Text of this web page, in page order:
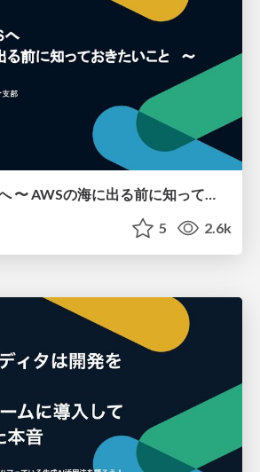
DockerからECSへ 〜 AWSの海に出る前に知っておきたいこと 〜
5 2.6k